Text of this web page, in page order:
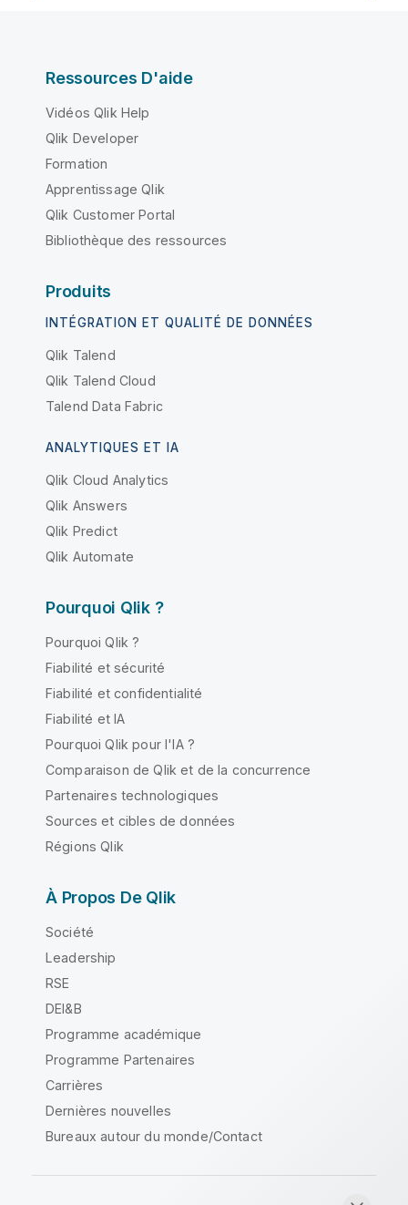
Ressources D'aide
Vidéos Qlik Help
Qlik Developer
Formation
Apprentissage Qlik
Qlik Customer Portal
Bibliothèque des ressources
Produits
INTÉGRATION ET QUALITÉ DE DONNÉES
Qlik Talend
Qlik Talend Cloud
Talend Data Fabric
ANALYTIQUES ET IA
Qlik Cloud Analytics
Qlik Answers
Qlik Predict
Qlik Automate
Pourquoi Qlik ?
Pourquoi Qlik ?
Fiabilité et sécurité
Fiabilité et confidentialité
Fiabilité et IA
Pourquoi Qlik pour l'IA ?
Comparaison de Qlik et de la concurrence
Partenaires technologiques
Sources et cibles de données
Régions Qlik
À Propos De Qlik
Société
Leadership
RSE
DEI&B
Programme académique
Programme Partenaires
Carrières
Dernières nouvelles
Bureaux autour du monde/Contact